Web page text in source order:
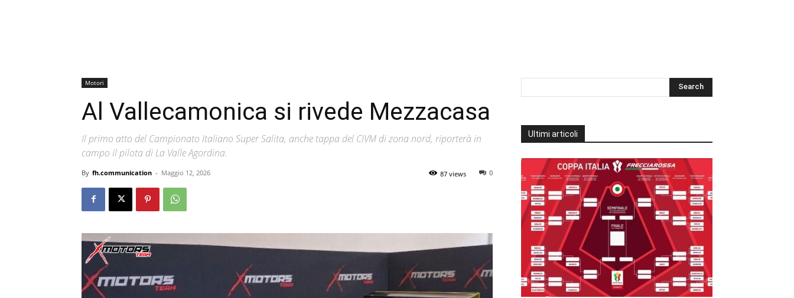
Motori
Al Vallecamonica si rivede Mezzacasa
Il primo atto del Campionato Italiano Super Salita, anche tappa del CIVM di zona nord, riporterà in
campo il pilota di La Valle Agordina.
By fh.communication - Maggio 12, 2026 0
87 views
Ultimi articoli